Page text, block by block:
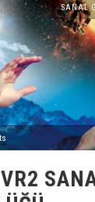
SANAL